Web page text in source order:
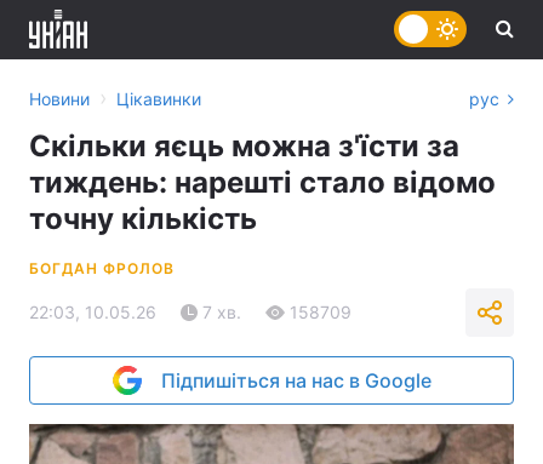
Новини › Цікавинки рус
Скільки яєць можна з'їсти за
тиждень: нарешті стало відомо
точну кількість
БОГДАН ФРОЛОВ
22:03, 10.05.26 7 хв. 158709
Підпишіться на нас в Google